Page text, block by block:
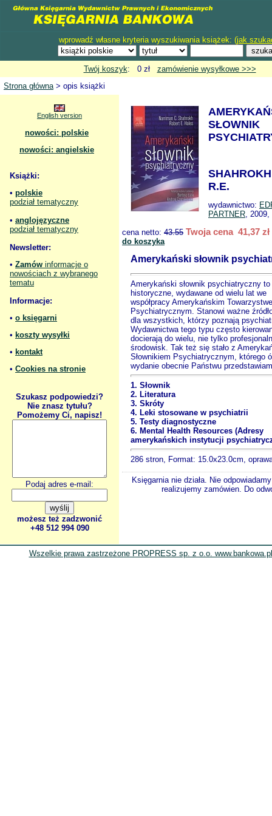
wprowadź własne kryteria wyszukiwania książek: (jak
Twój koszyk: 0 zł zamówienie wysyłkowe >>>
Strona główna> opis książki
English version
nowości: polskie
nowości: angielskie
Książki:
• polskie
podział tematyczny
• anglojęzyczne
podział tematyczny
Newsletter:
• Zamów informacje o
nowościach z wybranego
tematu
Informacje:
• o księgarni
• koszty wysyłki
• kontakt
• Cookies na stronie
Szukasz podpowiedzi?
Nie znasz tytułu?
Pomożemy Ci, napisz!
Podaj adres e-mail:
możesz też zadzwonić
+48 512 994 090
SŁOWNIK
R.E.
wydawnictwo:
PARTNER, 2009,
cena netto: 43.55 Twoja cena 41,37 zł
do koszyka
Amerykański słownik
Amerykański słownik psychiatryczny to
historyczne, wydawane od wielu lat we
współpracy Amerykańskim
Psychiatrycznym. Stanowi ważne
dla wszystkich, którzy poznają
Wydawnictwa tego typu często
docierają do wielu, nie tylko
środowisk. Tak też się stało z
Słownikiem Psychiatrycznym, którego
wydanie obecnie Państwu
1. Słownik
2. Literatura
3. Skróty
4. Leki stosowane w psychiatrii
5. Testy diagnostyczne
6. Mental Health Resources (Adresy
amerykańskich instytucji
286 stron, Format: 15.0x23.0cm,
Księgarnia nie działa. Nie
realizujemy zamówien. Do
Wszelkie prawa zastrzeżone PROPRESS sp. z o.o.